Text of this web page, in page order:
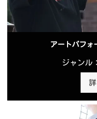
アートパフ
ジャンル